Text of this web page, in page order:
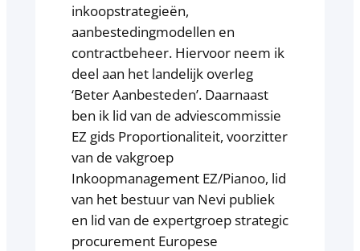
inkoopstrategieën,
aanbestedingmodellen en
contractbeheer. Hiervoor neem ik
deel aan het landelijk overleg
‘Beter Aanbesteden’. Daarnaast
ben ik lid van de adviescommissie
EZ gids Proportionaliteit, voorzitter
van de vakgroep
Inkoopmanagement EZ/Pianoo, lid
van het bestuur van Nevi publiek
en lid van de expertgroep strategic
procurement Europese